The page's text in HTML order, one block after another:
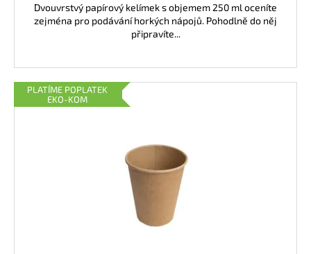
Dvouvrstvý papírový kelímek s objemem 250 ml oceníte
zejména pro podávání horkých nápojů. Pohodlně do něj
připravíte...
PLATÍME POPLATEK
EKO-KOM